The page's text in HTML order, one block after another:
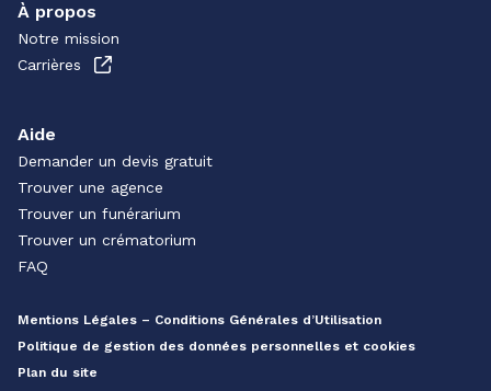
À propos
Notre mission
Carrières
Aide
Demander un devis gratuit
Trouver une agence
Trouver un funérarium
Trouver un crématorium
FAQ
Mentions Légales – Conditions Générales d’Utilisation
Politique de gestion des données personnelles et cookies
Plan du site